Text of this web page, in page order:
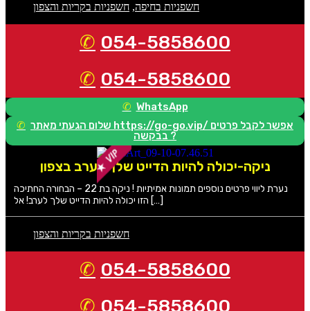
חשפניות בחיפה, חשפניות בקריות והצפון
054-5858600
054-5858600
WhatsApp
שלום הגעתי מאתר https://go-go.vip/ אפשר לקבל פרטים
בבקשה ?
ניקה-יכולה להיות הדייט שלך לערב בצפון
נערת ליווי פרטים נוספים תמונות אמיתיות ! ניקה בת 22 – הבחורה החתיכה
הזו יכולה להיות הדייט שלך לערב! אל […]
חשפניות בקריות והצפון
054-5858600
054-5858600